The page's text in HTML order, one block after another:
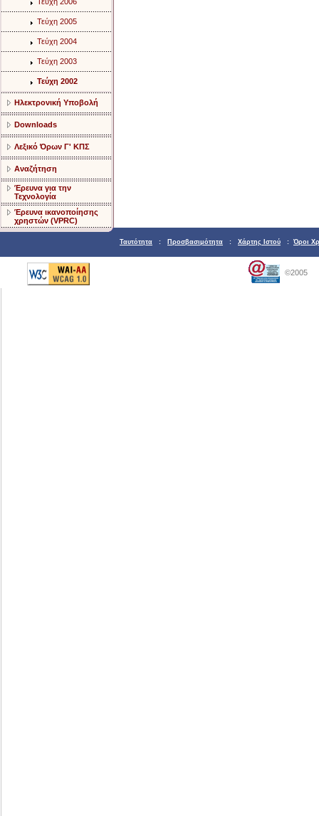
Τεύχη 2005
Τεύχη 2004
Τεύχη 2003
Τεύχη 2002
Ηλεκτρονική Υποβολή
Downloads
Λεξικό Όρων Γ' ΚΠΣ
Αναζήτηση
Έρευνα για την
Τεχνολογία
Έρευνα ικανοποίησης
χρηστών (VPRC)
Ταυτότητα : Προσβασιμότητα : Χάρτης Ιστού : Όροι
©2005